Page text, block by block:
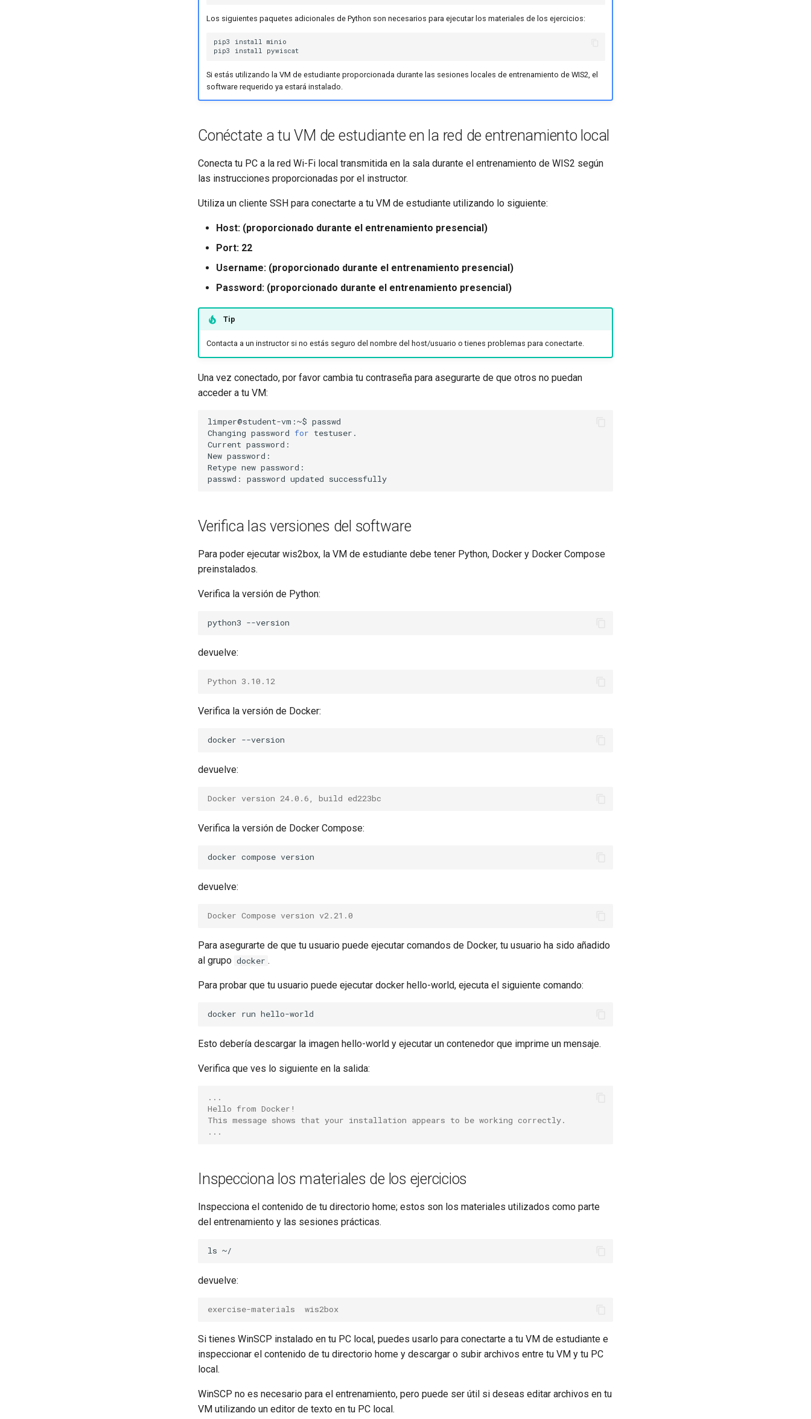
Los siguientes paquetes adicionales de Python son necesarios para ejecutar los materiales de los ejercicios:
pip3 install minio
pip3
install
Si estás utilizando la VM de estudiante proporcionada durante las sesiones locales de entrenamiento de WIS2, el
software requerido ya estará instalado.
Conéctate a tu VM de estudiante en la red de entrenamiento local
Conecta tu PC a la red Wi-Fi local transmitida en la sala durante el entrenamiento de WIS2 según
las instrucciones proporcionadas por el instructor.
Utiliza un cliente SSH para conectarte a tu VM de estudiante utilizando lo siguiente:
Host: (proporcionado durante el entrenamiento presencial)
Port: 22
Username: (proporcionado durante el entrenamiento presencial)
Password: (proporcionado durante el entrenamiento presencial)
Tip
Contacta a un instructor si no estás seguro del nombre del host/usuario o tienes problemas para conectarte.
Una vez conectado, por favor cambia tu contraseña para asegurarte de que otros no puedan
acceder a tu VM:
limper@student-vm:~$ passwd
Changing password for testuser.
Current password:
New password:
Retype new password:
passwd:
password updated
Verifica las versiones del software
Para poder ejecutar wis2box, la VM de estudiante debe tener Python, Docker y Docker Compose
preinstalados.
Verifica la versión de Python:
python3
devuelve:
Python 3.10.12
Verifica la versión de Docker:
docker
devuelve:
Docker version 24.0.6, build ed223bc
Verifica la versión de Docker Compose:
docker compose
devuelve:
Docker Compose version v2.21.0
Para asegurarte de que tu usuario puede ejecutar comandos de Docker, tu usuario ha sido añadido
al grupo docker .
Para probar que tu usuario puede ejecutar docker hello-world, ejecuta el siguiente comando:
docker run
Esto debería descargar la imagen hello-world y ejecutar un contenedor que imprime un mensaje.
Verifica que ves lo siguiente en la salida:
...
Hello from Docker!
This message shows that your installation appears to be working correctly.
...
Inspecciona los materiales de los ejercicios
Inspecciona el contenido de tu directorio home; estos son los materiales utilizados como parte
del entrenamiento y las sesiones prácticas.
ls
devuelve:
exercise-materials  wis2box
Si tienes WinSCP instalado en tu PC local, puedes usarlo para conectarte a tu VM de estudiante e
inspeccionar el contenido de tu directorio home y descargar o subir archivos entre tu VM y tu PC
local.
WinSCP no es necesario para el entrenamiento, pero puede ser útil si deseas editar archivos en tu
VM utilizando un editor de texto en tu PC local.